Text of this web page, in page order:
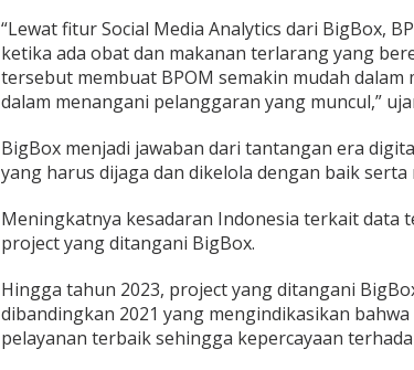
“Lewat fitur Social Media Analytics dari BigBox,
ketika ada obat dan makanan terlarang yang
tersebut membuat BPOM semakin mudah
dalam menangani pelanggaran yang muncul,”
BigBox menjadi jawaban dari tantangan era
yang harus dijaga dan dikelola dengan baik serta
Meningkatnya kesadaran Indonesia terkait data
project yang ditangani BigBox.
Hingga tahun 2023, project yang ditangani
dibandingkan 2021 yang mengindikasikan
pelayanan terbaik sehingga kepercayaan